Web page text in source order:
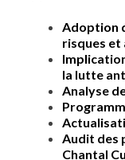
Adoption
risques et
la lutte
Analyse
Audit des
Chantal